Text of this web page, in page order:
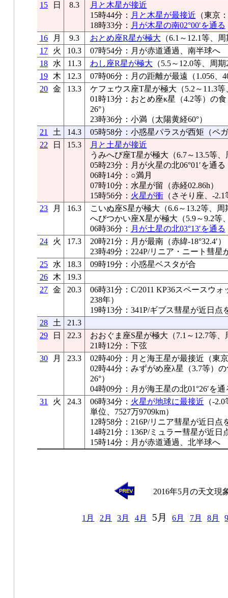
15
日 8.3
月と木星が接近
15時44分： 月と木星が最接近 （東京
18時33分： 月が木星の南02°00′を通る
16
月 9.3 おとめ座R星が極大 （6.1～12.1等、
17
火 10.3
07時54分：月が赤道通過、南半球へ
18
水 11.3 わし座R星が極大 （5.5～12.0等、周
19
木 12.3
07時06分：月の距離が最遠（1.056、
20 金 13.3
ケフェウス座T星が極大（5.2～11.3等
01時13分：おとめ座κ星（4.2等）の
26°）
23時36分：小満（太陽黄経60°）
21
土 14.3
05時58分：小惑星パラスが西矩（ペ
22
日 15.3
月と土星が接近
うみへび座T星が極大（6.7～13.5等、
05時23分：月が火星の北06°01′を通る
06時14分：○満月
07時10分：水星が留（赤経02.86h）
15時56分： 火星が衝（さそり座、-2.1
23
月 16.3
こいぬ座S星が極大（6.6～13.2等、周
へびつかい座X星が極大（5.9～9.2等
06時36分： 月が土星の北03°13′を通る
24
火 17.3
20時21分：月が最南（赤緯-18°32.4′）
23時49分：224P/リニア・ニート彗
25
水 18.3
09時19分：小惑星ベスタが合
26
木
19.3
27 金 20.3
06時31分：C/2011 KP36スペースウ
238年）
19時13分：341P/ギブス彗星が近日点
28
土
21.3
29
日 22.3
おおぐま座S星が極大（7.1～12.7等、
21時12分：下弦
30
月 23.3
02時40分：月と海王星が最接近（東京
02時44分：みずがめ座λ星（3.7等）
26°）
04時09分：月が海王星の北01°26′を通
31
火 24.3 06時34分： 火星が地球に最接近 （-
単位、7527万9709km）
12時58分：216P/リニア彗星が近日点
14時21分：136P/ミュラー彗星が近日
15時14分：月が赤道通過、北半球へ
2016年5月の天文現
1月 2月 3月 4月 5月 6月 7月 8月